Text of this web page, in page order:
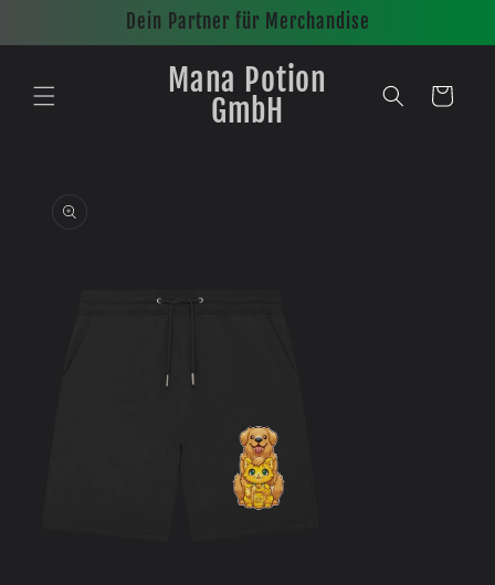
Inhalt
Dein Partner für Merchandise
Mana Potion
GmbH
Warenkorb